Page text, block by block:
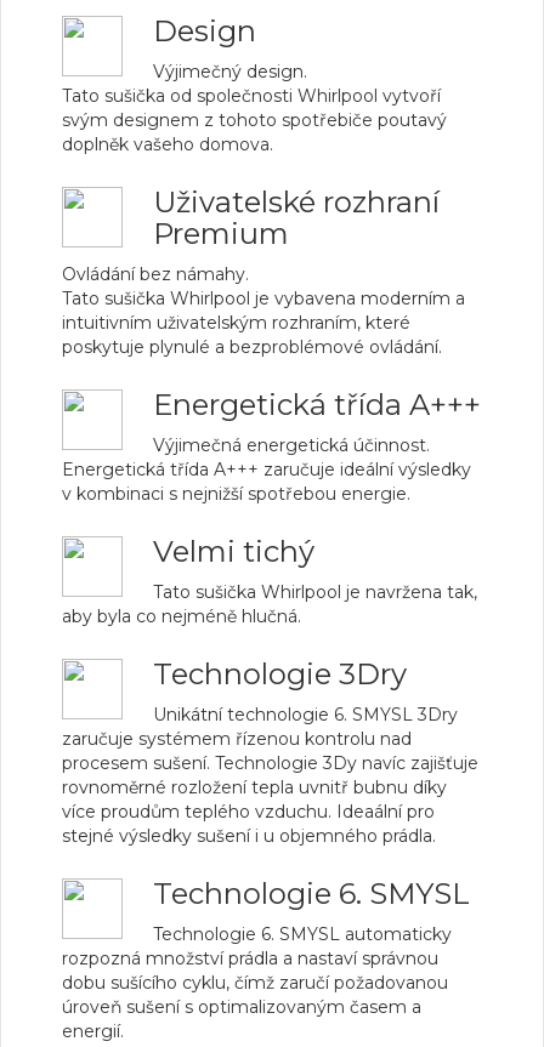
Design
Výjimečný design.
Tato sušička od společnosti Whirlpool vytvoří
svým designem z tohoto spotřebiče poutavý
doplněk vašeho domova.
Uživatelské rozhraní
Premium
Ovládání bez námahy.
Tato sušička Whirlpool je vybavena moderním a
intuitivním uživatelským rozhraním, které
poskytuje plynulé a bezproblémové ovládání.
Energetická třída A+++
Výjimečná energetická účinnost.
Energetická třída A+++ zaručuje ideální výsledky
v kombinaci s nejnižší spotřebou energie.
Velmi tichý
Tato sušička Whirlpool je navržena tak,
aby byla co nejméně hlučná.
Technologie 3Dry
Unikátní technologie 6. SMYSL 3Dry
zaručuje systémem řízenou kontrolu nad
procesem sušení. Technologie 3Dy navíc zajišťuje
rovnoměrné rozložení tepla uvnitř bubnu díky
více proudům teplého vzduchu. Ideaální pro
stejné výsledky sušení i u objemného prádla.
Technologie 6. SMYSL
Technologie 6. SMYSL automaticky
rozpozná množství prádla a nastaví správnou
dobu sušícího cyklu, čímž zaručí požadovanou
úroveň sušení s optimalizovaným časem a
energií.